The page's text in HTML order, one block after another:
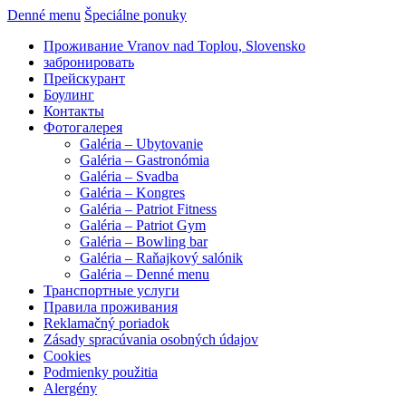
Denné menu Špeciálne ponuky
Проживание Vranov nad Toplou, Slovensko
забронировать
Прейскурант
Боулинг
Контакты
Фотогалерея
Galéria – Ubytovanie
Galéria – Gastronómia
Galéria – Svadba
Galéria – Kongres
Galéria – Patriot Fitness
Galéria – Patriot Gym
Galéria – Bowling bar
Galéria – Raňajkový salónik
Galéria – Denné menu
Транспортные услуги
Правила проживания
Reklamačný poriadok
Zásady spracúvania osobných údajov
Cookies
Podmienky použitia
Alergény